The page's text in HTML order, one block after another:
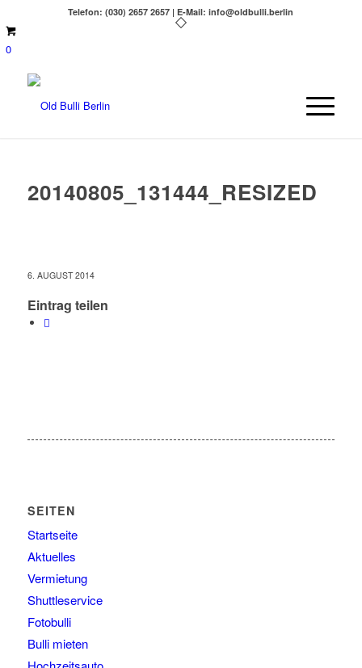
Telefon: (030) 2657 2657 | E-Mail: info@oldbulli.berlin
0
20140805_131444_RESIZED
6. AUGUST 2014
Eintrag teilen
SEITEN
Startseite
Aktuelles
Vermietung
Shuttleservice
Fotobulli
Bulli mieten